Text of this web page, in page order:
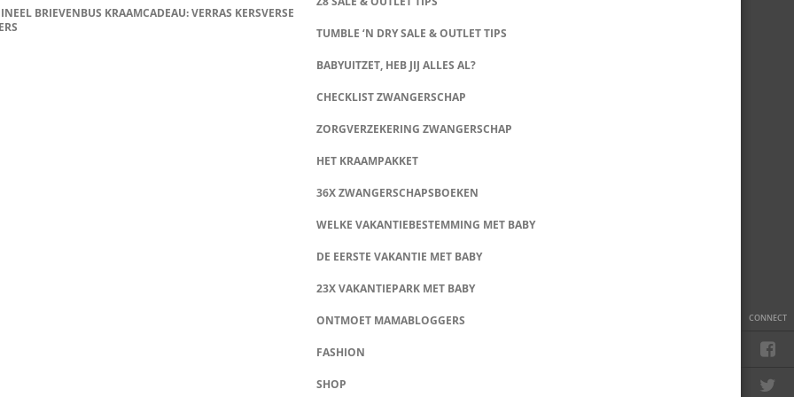
CONNECT
BRIEVENBUS KRAAMCADEAU: VERRAS KERSVERSE
TUMBLE ‘N DRY SALE & OUTLET TIPS
BABYUITZET, HEB JIJ ALLES AL?
CHECKLIST ZWANGERSCHAP
ZORGVERZEKERING ZWANGERSCHAP
HET KRAAMPAKKET
36X ZWANGERSCHAPSBOEKEN
WELKE VAKANTIEBESTEMMING MET BABY
DE EERSTE VAKANTIE MET BABY
23X VAKANTIEPARK MET BABY
ONTMOET MAMABLOGGERS
FASHION
SHOP